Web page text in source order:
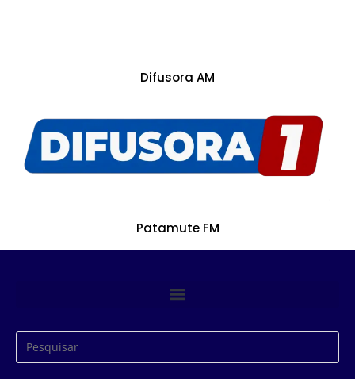
Difusora AM
Patamute FM